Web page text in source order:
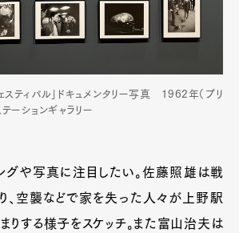
ティバル」ドキュメンタリー写真 1962年（プリ
ーションギャラリー
グや写真に注目したい。佐藤照雄は戦
、空襲などで家を失った人々が上野駅
りする様子をスケッチ。また富山治夫は